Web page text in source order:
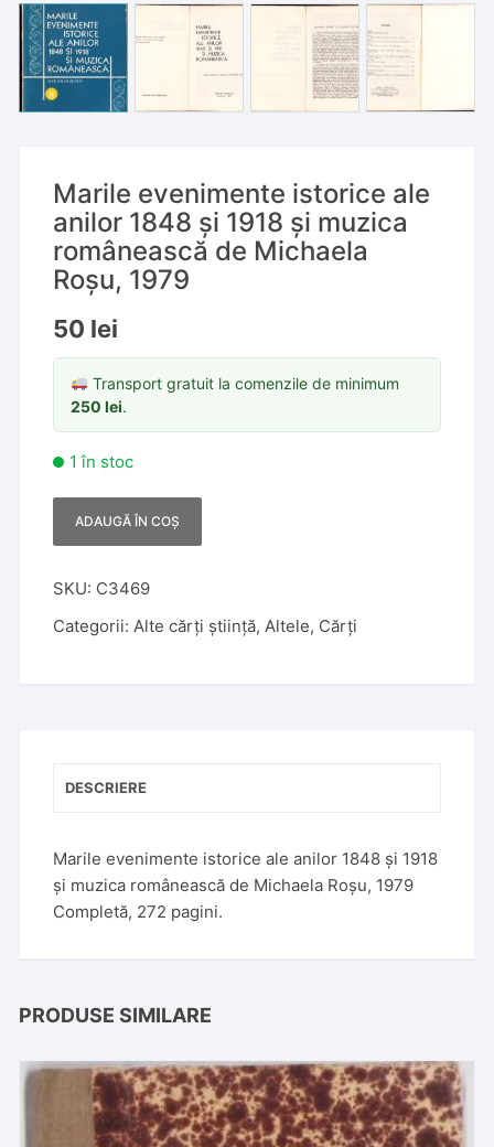
Marile evenimente istorice ale
anilor 1848 și 1918 și muzica
românească de Michaela
Roșu, 1979
50 lei
Transport gratuit la comenzile de minimum
250lei.
1 în stoc
ADAUGĂ ÎN COȘ
t
SKU: C3469
Categorii:Alte cărți știință,Altele, Cărți
DESCRIERE
Marile evenimente istorice ale anilor 1848 și 1918
și muzica românească de Michaela Roșu, 1979
Completă, 272 pagini.
PRODUSE SIMILARE